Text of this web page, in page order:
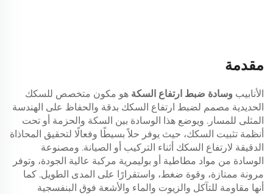
مقدمة
الأنابيب وسادة ضبط ارتفاع السكة هو مكون متخصص للسكك
الحديدية مصمم لضبط ارتفاع السكك بدقة والحفاظ على الهندسة
المثلى للمسار. ويوضع هذا الوسادة بين السكة والحزمة أو تحت
أنظمة تثبيت السكك، حيث يوفر حلاً بسيطًا وفعالًا لتحقيق المحاذاة
الدقيقة لارتفاع السكك أثناء التركيب أو الصيانة. ومصنوعة
الوسادة من مواد مطاطية أو بوليمرية مركبة عالية الجودة، وتوفر
مرونة ممتازة، وقوة ضغط، واستقرارًا على المدى الطويل. كما
أنها مقاومة للتآكل والزيوت والماء والأشعة فوق البنفسجية